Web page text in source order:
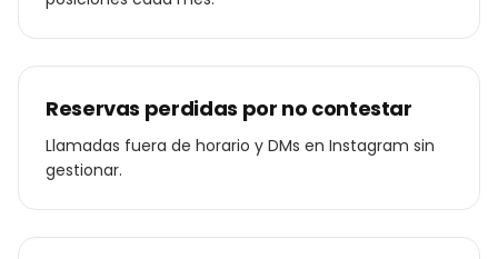
Reservas perdidas por no contestar
Llamadas fuera de horario y DMs en Instagram sin
gestionar.